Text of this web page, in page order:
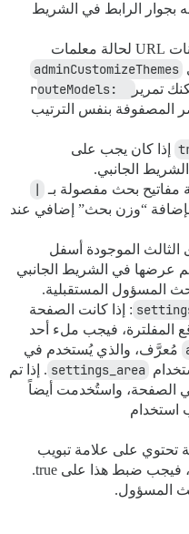
بجوار الرابط في الشريط
- مصفوفة من بيانات URL لحالة معلمات
adminCustomizeThemes
تمرير
routeModels:
المصفوفة بنفس الترتيب
إذا كان يجب على
الجانبي.
“وزن بحث” إضافي عند
الموجودة أسفل
عرضها في الشريط الجانبي
المسؤول المستقبلية.
: إذا كانت الصفحة
المفلترة، فيجب ملء أحد
مُعرَّف، والذي يُستخدم في
settings_area . إذا تم
الصفحة، واستُخدمت أيضاً
استخدام
تحتوي على علامة تبويب
علامات تبويب أخرى، فيجب ضبط هذا على true.
المسؤول.